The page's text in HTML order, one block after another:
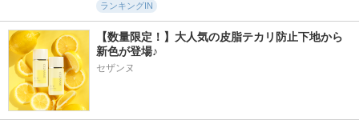
ランキングIN
【数量限定！】大人気の皮脂テカリ防止下地から
新色が登場♪
セザンヌ